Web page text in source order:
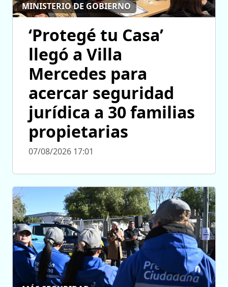
MINISTERIO DE GOBIERNO
‘Protegé tu Casa’
llegó a Villa
Mercedes para
acercar seguridad
jurídica a 30 familias
propietarias
07/08/2026 17:01